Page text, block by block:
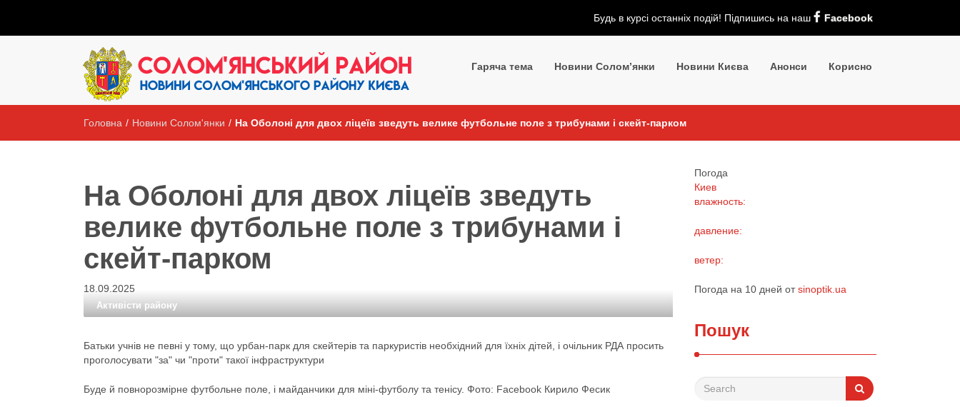
Будь в курсі останніх подій! Підпишись на наш Facebook
Гаряча тема Новини Солом’янки Новини Києва Анонси Корисно
Головна / Новини Солом'янки / На Оболоні для двох ліцеїв зведуть велике футбольне поле з трибунами і скейт-парком
На Оболоні для двох ліцеїв зведуть
велике футбольне поле з трибунами і
скейт-парком
18.09.2025
Активісти району
Батьки учнів не певні у тому, що урбан-парк для скейтерів та паркуристів необхідний для їхніх дітей, і очільник РДА просить
проголосувати "за" чи "проти" такої інфраструктури
Буде й повнорозмірне футбольне поле, і майданчики для міні-футболу та тенісу. Фото: Facebook Кирило Фесик
Погода
Киев
влажность:
давление:
ветер:
Погода на 10 дней отsinoptik.ua
Пошук